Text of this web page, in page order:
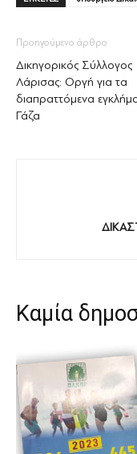
Προηγούμενο άρθρο
Δικηγορικός Σύλλογος
Λάρισας: Οργή για τα
διαπραττόμενα
Γάζα
Καμία